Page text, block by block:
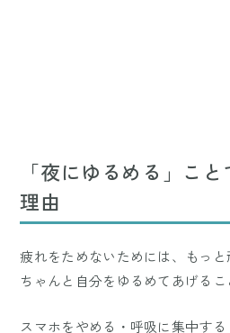
「夜にゆるめる」こ
理由
疲れをためないためには、もっ
ちゃんと自分をゆるめてあげるこ
スマホをやめる・呼吸に集中す